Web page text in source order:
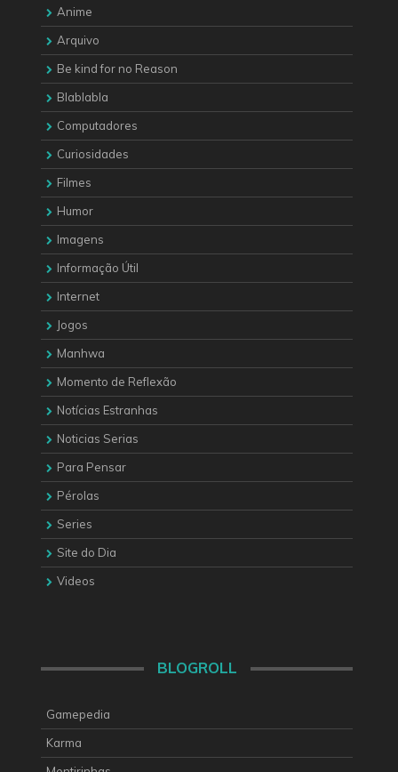
Anime
Arquivo
Be kind for no Reason
Blablabla
Computadores
Curiosidades
Filmes
Humor
Imagens
Informação Útil
Internet
Jogos
Manhwa
Momento de Reflexão
Notícias Estranhas
Noticias Serias
Para Pensar
Pérolas
Series
Site do Dia
Videos
BLOGROLL
Gamepedia
Karma